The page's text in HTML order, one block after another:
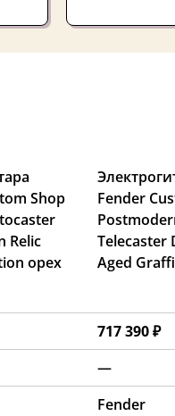
Shop
Relic
орех
Fender
Telecaster
Aged
717 390 ₽
—
Fender